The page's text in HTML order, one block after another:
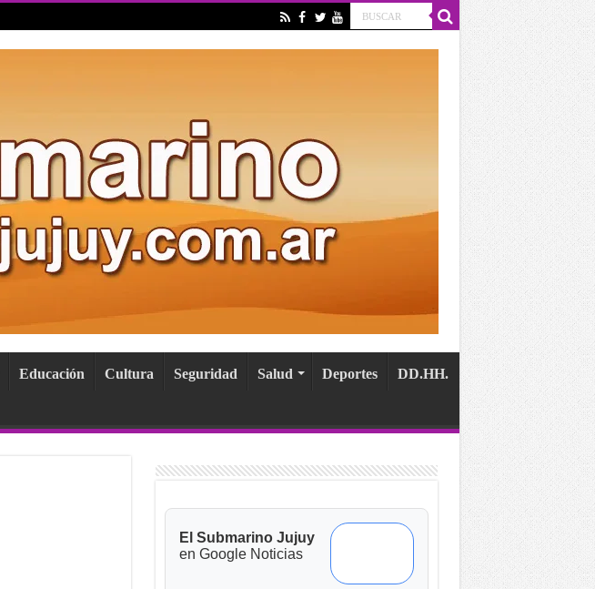
Educación Cultura Seguridad Salud Deportes DD.HH.
El Submarino Jujuy
en Google Noticias